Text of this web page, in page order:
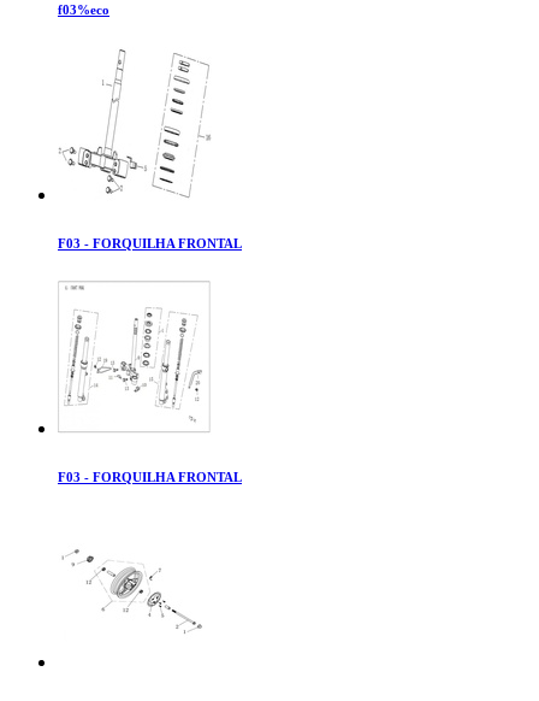
f03%eco
F03 - FORQUILHA FRONTAL
F03 - FORQUILHA FRONTAL